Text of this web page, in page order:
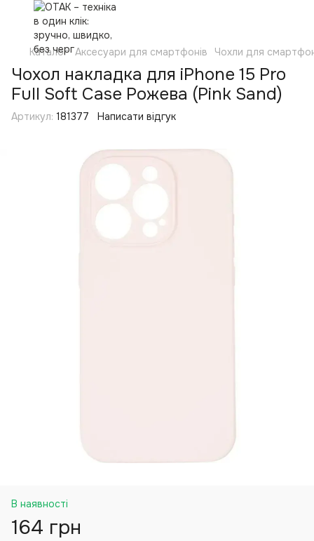
Каталог Аксесуари для смартфонів Чохли для
Чохол накладка для iPhone 15 Pro
Full Soft Case Рожева (Pink Sand)
Артикул: 181377 Написати відгук
В наявності
164 грн